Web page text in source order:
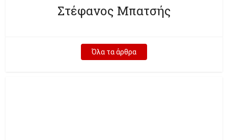
Στέφανος Μπατσής
Όλα τα άρθρα